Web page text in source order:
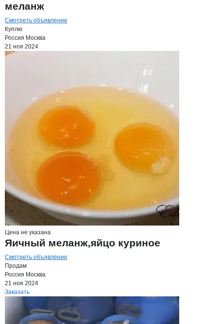
меланж
Смотреть объявление
Куплю
Россия Москва
21 ноя 2024
Цена не указана
Яичный меланж,яйцо куриное
Смотреть объявление
Продам
Россия Москва
21 ноя 2024
Заказать